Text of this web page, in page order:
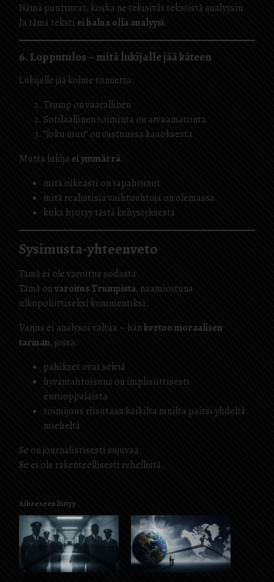
Nämä puuttuvat, koska ne tekisivät tekstistä analyysin.
Ja tämä teksti ei halua olla analyysi.
6. Lopputulos – mitä lukijalle jää käteen
Lukijalle jää kolme tunnetta:
Trump on vaarallinen
Sotilaallinen toiminta on arvaamatonta
”Joku muu” on vastuussa kaaoksesta
Mutta lukija ei ymmärrä:
mitä oikeasti on tapahtunut
mitä realistisia vaihtoehtoja on olemassa
kuka hyötyy tästä kehystyksestä
Sysimusta-yhteenveto
Tämä ei ole varoitus sodasta.
Tämä onvaroitus Trumpista, naamioituna
ulkopoliittiseksi kommentiksi.
Varjus ei analysoi valtaa – hänkertoo moraalisen
tarinan, jossa:
pahikset ovat selviä
hyväntahtoisuus on implisiittisesti
eurooppalaista
toimijuus riisutaan kaikilta muilta paitsi yhdeltä
mieheltä
Se on journalistisesti sujuvaa.
Se ei ole rakenteellisesti rehellistä.
Aiheeseen liittyy